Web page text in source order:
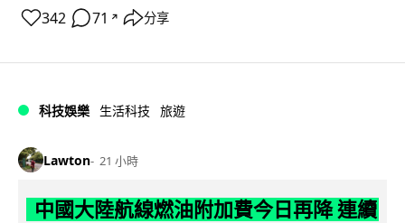
342 71 ↗ 分享
科技娛樂 生活科技 旅遊
Lawton 21 小時
中國大陸航線燃油附加費今日再降 連續